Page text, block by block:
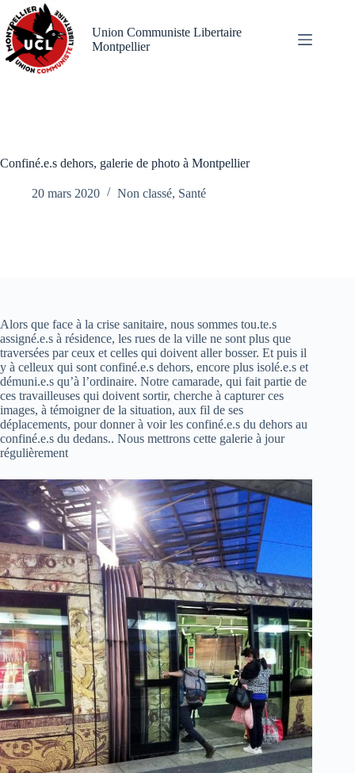
Passer
au
contenu
Union Communiste Libertaire
Montpellier
Confiné.e.s dehors, galerie de photo à Montpellier
20 mars 2020 Non classé, Santé
Alors que face à la crise sanitaire, nous sommes tou.te.s
assigné.e.s à résidence, les rues de la ville ne sont plus que
traversées par ceux et celles qui doivent aller bosser. Et puis il
y à celleux qui sont confiné.e.s dehors, encore plus isolé.e.s et
démuni.e.s qu’à l’ordinaire. Notre camarade, qui fait partie de
ces travailleuses qui doivent sortir, cherche à capturer ces
images, à témoigner de la situation, aux fil de ses
déplacements, pour donner à voir les confiné.e.s du dehors au
confiné.e.s du dedans.. Nous mettrons cette galerie à jour
régulièrement